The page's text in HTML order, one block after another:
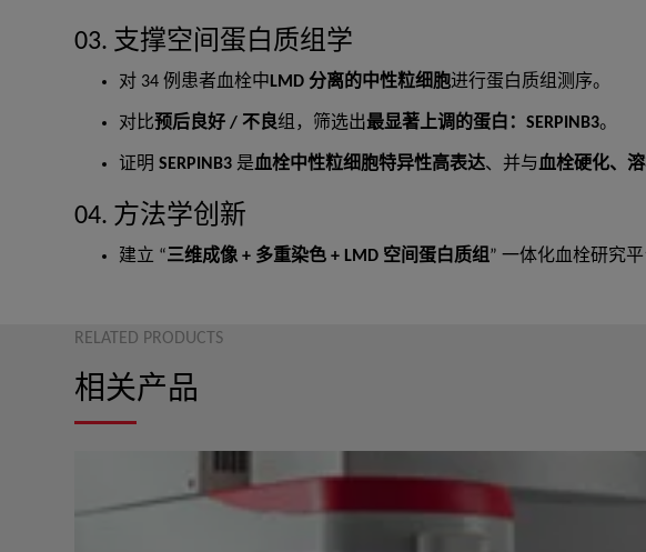
03. 支撑空间蛋白质组学
对 34 例患者血栓中 LMD 分离的中性粒细胞进行蛋白质组测序。
对比预后良好 / 不良组，筛选出最显著上调的蛋白：SERPINB3。
证明 SERPINB3 是血栓中性粒细胞特异性高表达、并与血栓硬化、
04. 方法学创新
建立 “三维成像 + 多重染色 + LMD 空间蛋白质组” 一体化血栓研究
RELATED PRODUCTS
相关产品